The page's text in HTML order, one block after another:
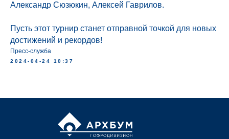
Александр Сюзюкин, Алексей Гаврилов.
Пусть этот турнир станет отправной точкой для новых
достижений и рекордов!
Пресс-служба
2024-04-24 10:37